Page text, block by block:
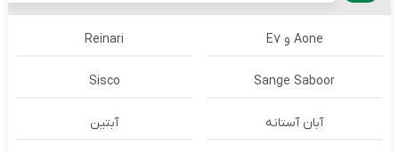
Aone و E7 Reinari
Sange Saboor
Sisco
آبان آستانه آبتین